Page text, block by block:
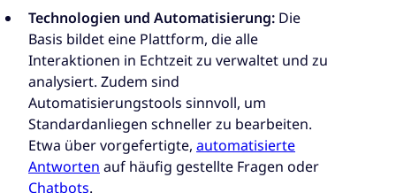
Technologien und Automatisierung: Die
Basis bildet eine Plattform, die alle
Interaktionen in Echtzeit zu verwaltet und zu
analysiert. Zudem sind
Automatisierungstools sinnvoll, um
Standardanliegen schneller zu bearbeiten.
Etwa über vorgefertigte, automatisierte
Antworten auf häufig gestellte Fragen oder
Chatbots.